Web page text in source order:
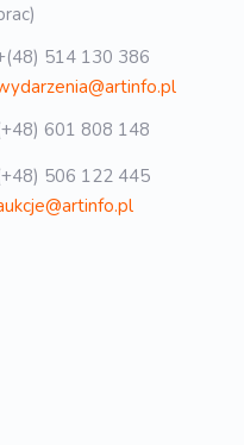
514 130 386
601 808 148
506 122 445